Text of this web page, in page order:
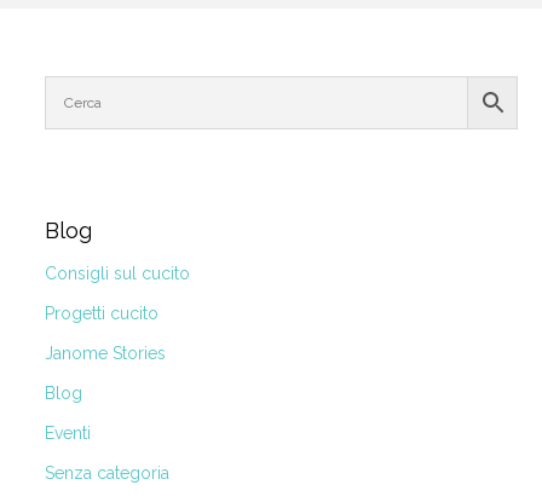
Blog
Consigli sul cucito
Progetti cucito
Janome Stories
Blog
Eventi
Senza categoria